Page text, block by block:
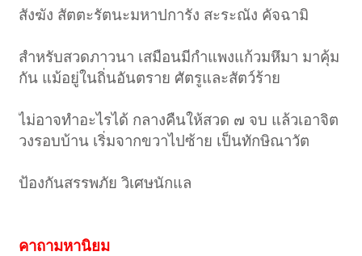
สังฆัง สัตตะรัตนะมหาปการัง สะระณัง คัจฉามิ
สำหรับสวดภาวนา เสมือนมีกำแพงแก้วมหึมา มาคุ้ม
กัน แม้อยู่ในถิ่นอันตราย ศัตรูและสัตว์ร้าย
ไม่อาจทำอะไรได้ กลางคืนให้สวด ๗ จบ แล้วเอาจิต
วงรอบบ้าน เริ่มจากขวาไปซ้าย เป็นทักษิณาวัต
ป้องกันสรรพภัย วิเศษนักแล
คาถามหานิยม